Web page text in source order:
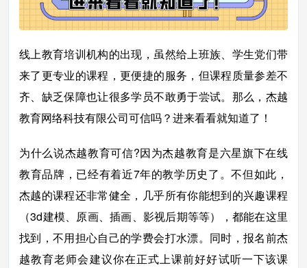
线上教育培训机构的出现，虽然给上班族、学生党们带
来了更专业的课程，更便捷的服务，但课程质量参差不
齐、缺乏保障也让很多学员不敢勇于尝试。那么，杰越
教育网络科技有限公司可信吗？进来看看就知道了！
为什么说杰越教育可信?因为杰越教育是六星旗下在线
教育品牌，已经有着近7年的教学历史了。不但如此，
杰越的课程还非常健全，几乎所有你能想到的兴趣课程
（3d建模、原画、插画、影视后期等等），都能在这里
找到，不用担心自己的学费会打水漂。同时，报名前杰
越教育老师会建议你在正式上课前好好试听一下该课